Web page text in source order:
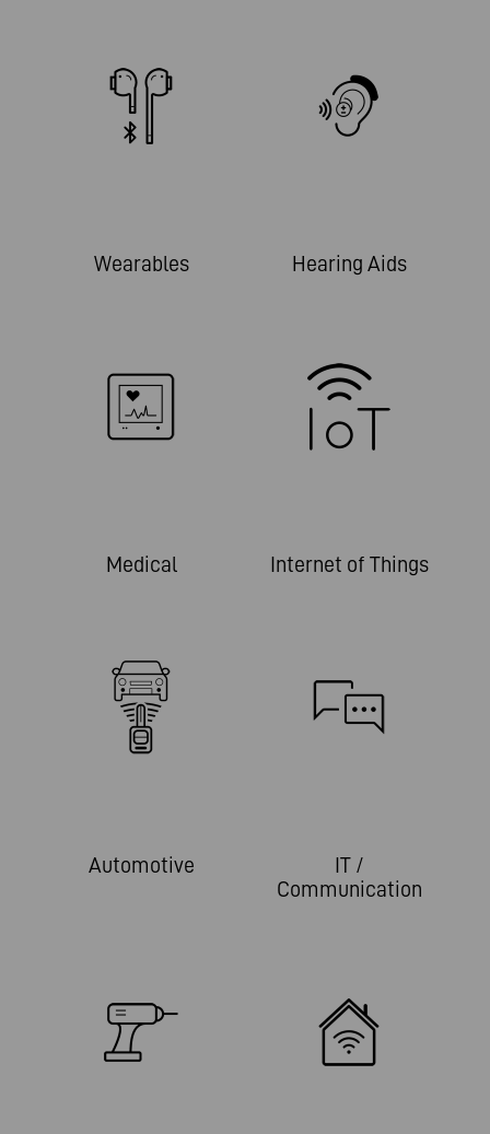
Wearables Hearing Aids
Medical Internet of Things
Automotive
IT /
Communication